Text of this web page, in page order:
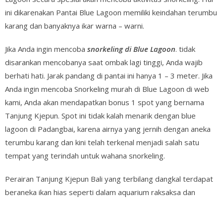
ini dikarenakan Pantai Blue Lagoon memiliki keindahan terumbu
karang dan banyaknya ikar warna – warni.
Jika Anda ingin mencoba snorkeling di Blue Lagoon. tidak
disarankan mencobanya saat ombak lagi tinggi, Anda wajib
berhati hati. Jarak pandang di pantai ini hanya 1 – 3 meter. Jika
Anda ingin mencoba Snorkeling murah di Blue Lagoon di web
kami, Anda akan mendapatkan bonus 1 spot yang bernama
Tanjung Kjepun. Spot ini tidak kalah menarik dengan blue
lagoon di Padangbai, karena airnya yang jernih dengan aneka
terumbu karang dan kini telah terkenal menjadi salah satu
tempat yang terindah untuk wahana snorkeling.
Perairan Tanjung Kjepun Bali yang terbilang dangkal terdapat
beraneka ikan hias seperti dalam aquarium raksaksa dan